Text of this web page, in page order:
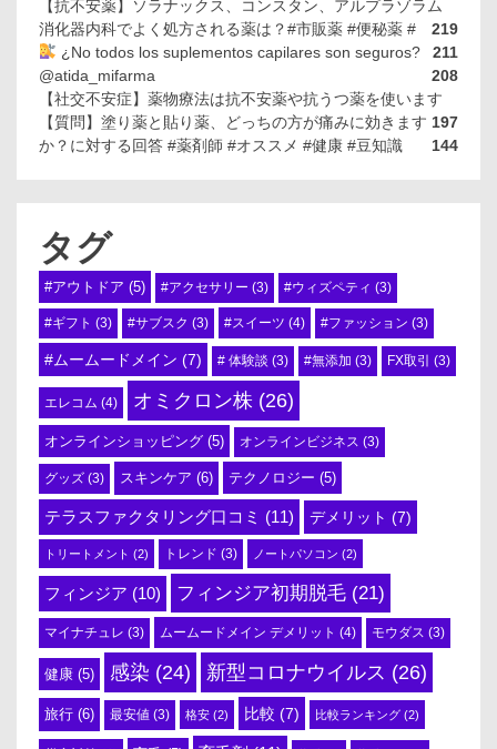
【抗不安薬】ソラナックス、コンスタン、アルプラゾラム
219
消化器内科でよく処方される薬は？#市販薬 #便秘薬 #
211
¿No todos los suplementos capilares son seguros?
@atida_mifarma
208
【社交不安症】薬物療法は抗不安薬や抗うつ薬を使います
197
【質問】塗り薬と貼り薬、どっちの方が痛みに効きます
か？に対する回答 #薬剤師 #オススメ #健康 #豆知識
144
タグ
#アウトドア (5) #アクセサリー (3) #ウィズペティ (3)
#ギフト (3) #サブスク (3) #スイーツ (4) #ファッション (3)
#ムームードメイン (7) # 体験談 (3) #無添加 (3) FX取引 (3)
エレコム (4) オミクロン株 (26)
オンラインショッピング (5) オンラインビジネス (3)
グッズ (3) スキンケア (6) テクノロジー (5)
テラスファクタリング口コミ (11) デメリット (7)
トリートメント (2) トレンド (3) ノートパソコン (2)
フィンジア (10) フィンジア初期脱毛 (21)
マイナチュレ (3) ムームードメイン デメリット (4) モウダス (3)
健康 (5) 感染 (24) 新型コロナウイルス (26)
旅行 (6) 最安値 (3) 格安 (2) 比較 (7) 比較ランキング (2)